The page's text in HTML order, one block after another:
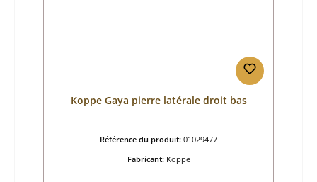
Koppe Gaya pierre latérale droit bas
Référence du produit: 01029477
Fabricant: Koppe